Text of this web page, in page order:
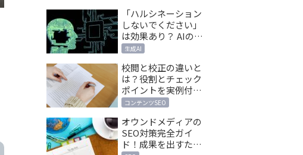
「ハルシネーション
しないでください」
は効果あり？ AIの嘘
を防ぐプロンプト術
生成AI
校閲と校正の違いと
は？役割とチェック
ポイントを実例付き
で解説
コンテンツSEO
オウンドメディアの
SEO対策完全ガイ
ド！成果を出すため